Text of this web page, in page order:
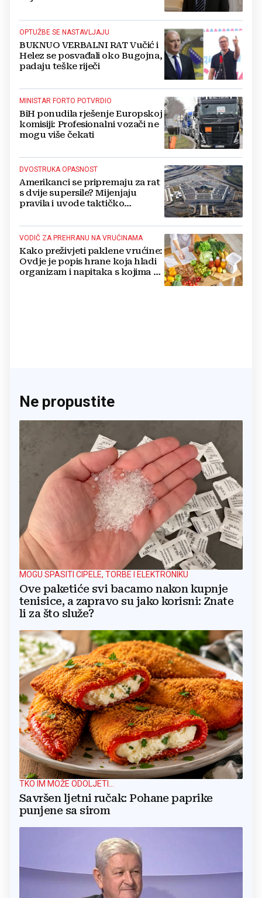
OPTUŽBE SE NASTAVLJAJU
BUKNUO VERBALNI RAT Vučić i
Helez se posvađali oko Bugojna,
padaju teške riječi
MINISTAR FORTO POTVRDIO
BiH ponudila rješenje Europskoj
komisiji: Profesionalni vozači ne
mogu više čekati
DVOSTRUKA OPASNOST
Amerikanci se pripremaju za rat
s dvije supersile? Mijenjaju
pravila i uvode taktičko
VODIČ ZA PREHRANU NA VRUĆINAMA
Kako preživjeti paklene vrućine:
Ovdje je popis hrane koja hladi
organizam i napitaka s kojima si
Ne propustite
MOGU SPASITI CIPELE, TORBE I ELEKTRONIKU
Ove paketiće svi bacamo nakon kupnje
tenisice, a zapravo su jako korisni: Znate
li za što služe?
TKO IM MOŽE ODOLJETI...
Savršen ljetni ručak: Pohane paprike
punjene sa sirom